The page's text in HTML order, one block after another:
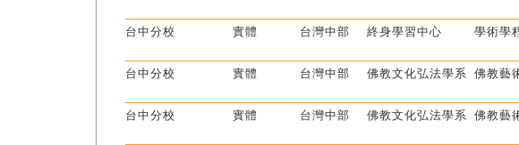
台中分校
實體 台灣中部 終身學習中心 學術學
台中分校
實體 台灣中部 佛教文化弘法學系 佛教藝
台中分校
實體 台灣中部 佛教文化弘法學系 佛教藝